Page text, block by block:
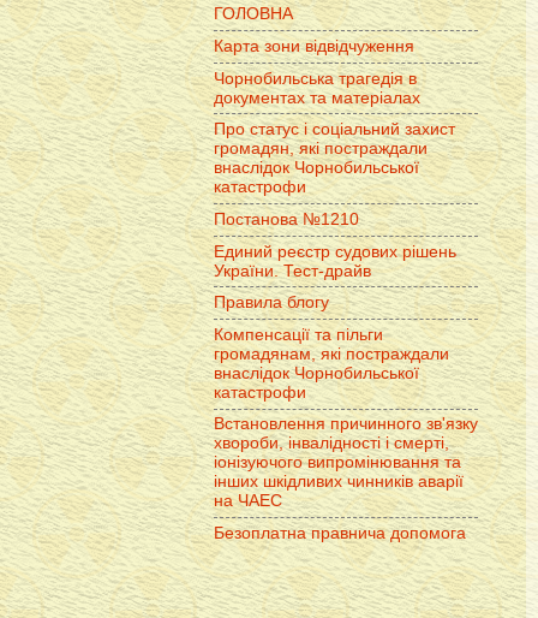
ГОЛОВНА
Карта зони відвідчуження
Чорнобильська трагедія в
документах та матеріалах
Про статус і соціальний захист
громадян, які постраждали
внаслідок Чорнобильської
катастрофи
Постанова №1210
Единий реєстр судових рішень
України. Тест-драйв
Правила блогу
Компенсації та пільги
громадянам, які постраждали
внаслідок Чорнобильської
катастрофи
Встановлення причинного зв'язку
хвороби, інвалідності і смерті,
іонізуючого випромінювання та
інших шкідливих чинників аварії
на ЧАЕС
Безоплатна правнича допомога